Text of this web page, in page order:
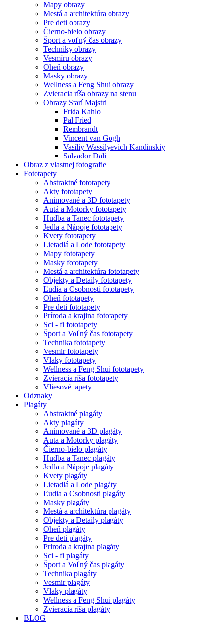
Mapy obrazy
Mestá a architektúra obrazy
Pre deti obrazy
Čierno-bielo obrazy
Šport a voľný čas obrazy
Techniky obrazy
Vesmíru obrazy
Oheň obrazy
Masky obrazy
Wellness a Feng Shui obrazy
Zvieracia ríša obrazy na stenu
Obrazy Starí Majstri
Frida Kahlo
Pal Fried
Rembrandt
Vincent van Gogh
Vasiliy Wassilyevich Kandinskiy
Salvador Dali
Obraz z vlastnej fotografie
Fototapety
Abstraktné fototapety
Akty fototapety
Animované a 3D fototapety
Autá a Motorky fototapety
Hudba a Tanec fototapety
Jedla a Nápoje fototapety
Kvety fototapety
Lietadlá a Lode fototapety
Mapy fototapety
Masky fototapety
Mestá a architektúra fototapety
Objekty a Detaily fototapety
Ľudia a Osobnosti fototapety
Oheň fototapety
Pre deti fototapety
Príroda a krajina fototapety
Sci - fi fototapety
Šport a Voľný čas fototapety
Technika fototapety
Vesmir fototapety
Vlaky fototapety
Wellness a Feng Shui fototapety
Zvieracia ríša fototapety
Vliesové tapety
Odznaky
Plagáty
Abstraktné plagáty
Akty plagáty
Animované a 3D plagáty
Auta a Motorky plagáty
Čierno-bielo plagáty
Hudba a Tanec plagáty
Jedla a Nápoje plagáty
Kvety plagáty
Lietadlá a Lode plagáty
Ľudia a Osobnosti plagáty
Masky plagáty
Mestá a architektúra plagáty
Objekty a Detaily plagáty
Oheň plagáty
Pre deti plagáty
Príroda a krajina plagáty
Sci - fi plagáty
Šport a Voľný čas plagáty
Technika plagáty
Vesmir plagáty
Vlaky plagáty
Wellness a Feng Shui plagáty
Zvieracia ríša plagáty
BLOG